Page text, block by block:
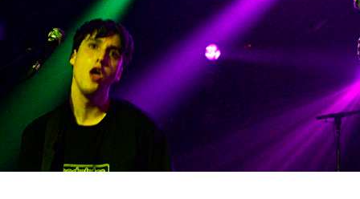
HOMEPROGRAMMA
ARTDIVISIONFOTO’S NIEUWS